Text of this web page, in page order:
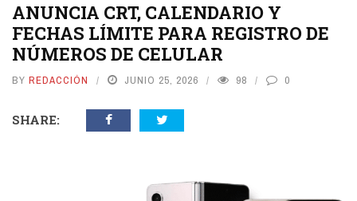
ANUNCIA CRT, CALENDARIO Y
FECHAS LÍMITE PARA REGISTRO DE
NÚMEROS DE CELULAR
BY REDACCIÓN JUNIO 25, 2026 98 0
SHARE: